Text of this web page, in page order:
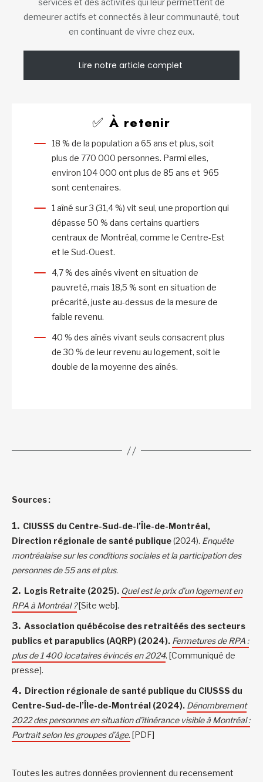
services et des activités qui leur permettent de
demeurer actifs et connectés à leur communauté, tout
en continuant de vivre chez eux.
Lire notre article complet
✅ À retenir
18 % de la population a 65 ans et plus, soit
plus de 770 000 personnes. Parmi elles,
environ 104 000 ont plus de 85 ans et 965
sont centenaires.
1 aîné sur 3 (31,4 %) vit seul, une proportion qui
dépasse 50 % dans certains quartiers
centraux de Montréal, comme le Centre-Est
et le Sud-Ouest.
4,7 % des aînés vivent en situation de
pauvreté, mais 18,5 % sont en situation de
précarité, juste au-dessus de la mesure de
faible revenu.
40 % des aînés vivant seuls consacrent plus
de 30 % de leur revenu au logement, soit le
double de la moyenne des aînés.
Sources :
CIUSSS du Centre-Sud-de-l’Île-de-Montréal,
Direction régionale de santé publique(2024). Enquête
montréalaise sur les conditions sociales et la participation des
personnes de 55 ans et plus.
Logis Retraite (2025). Quel est le prix d’un logement en
RPA à Montréal ?[Site web].
Association québécoise des retraitéés des secteurs
publics et parapublics (AQRP) (2024). Fermetures de RPA :
plus de 1 400 locataires évincés en 2024. [Communiqué de
presse].
Direction régionale de santé publique du CIUSSS du
Centre-Sud-de-l’Île-de-Montréal (2024). Dénombrement
2022 des personnes en situation d’itinérance visible à Montréal :
Portrait selon les groupes d’âge. [PDF]
Toutes les autres données proviennent du recensement